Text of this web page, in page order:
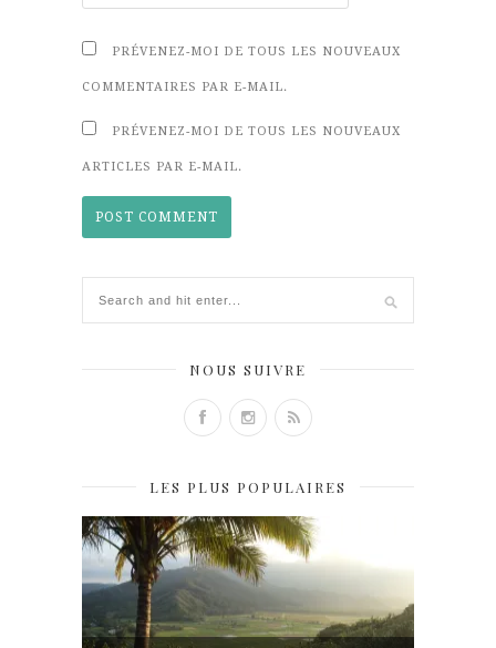
PRÉVENEZ-MOI DE TOUS LES NOUVEAUX
COMMENTAIRES PAR E-MAIL.
PRÉVENEZ-MOI DE TOUS LES NOUVEAUX
ARTICLES PAR E-MAIL.
NOUS SUIVRE
LES PLUS POPULAIRES